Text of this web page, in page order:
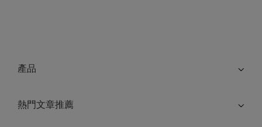
產品
熱門文章推薦